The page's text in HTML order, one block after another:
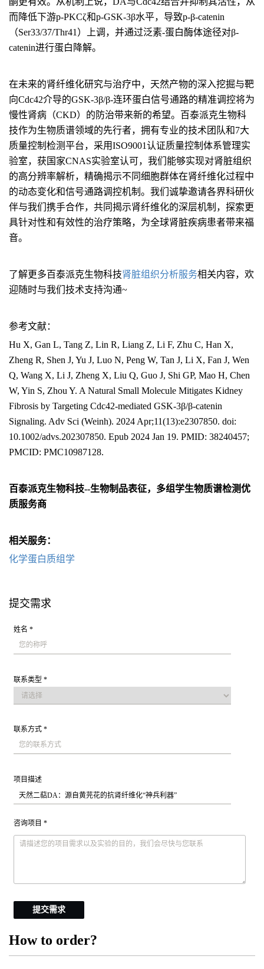
而降低下游p-PKCζ和p-GSK-3β水平，导致p-β-catenin
（Ser33/37/Thr41）上调，并通过泛素-蛋白酶体途径对β-
catenin进行蛋白降解。
在未来的肾纤维化研究与治疗中，天然产物的深入挖掘与靶
向Cdc42介导的GSK-3β/β-连环蛋白信号通路的精准调控将为
慢性肾病（CKD）的防治带来新的希望。百泰派克生物科
技作为生物质谱领域的先行者，拥有专业的技术团队和7大
质量控制检测平台，采用ISO9001认证质量控制体系管理实
验室，获国家CNAS实验室认可，我们能够实现对肾脏组织
的高分辨率解析，精确揭示不同细胞群体在肾纤维化过程中
的动态变化和信号通路调控机制。我们诚挚邀请各界科研伙
伴与我们携手合作，共同揭示肾纤维化的深层机制，探索更
具针对性和有效性的治疗策略，为全球肾脏疾病患者带来福
音。
了解更多百泰派克生物科技肾脏组织分析服务相关内容，欢
迎随时与我们技术支持沟通~
参考文献：
Hu X, Gan L, Tang Z, Lin R, Liang Z, Li F, Zhu C, Han X,
Zheng R, Shen J, Yu J, Luo N, Peng W, Tan J, Li X, Fan J, Wen
Q, Wang X, Li J, Zheng X, Liu Q, Guo J, Shi GP, Mao H, Chen
W, Yin S, Zhou Y. A Natural Small Molecule Mitigates Kidney
Fibrosis by Targeting Cdc42-mediated GSK-3β/β-catenin
Signaling. Adv Sci (Weinh). 2024 Apr;11(13):e2307850. doi:
10.1002/advs.202307850. Epub 2024 Jan 19. PMID: 38240457;
PMCID: PMC10987128.
百泰派克生物科技--生物制品表征，多组学生物质谱检测优
质服务商
相关服务：
化学蛋白质组学
提交需求
姓名 *
联系类型 *
联系方式 *
项目描述
咨询项目 *
提交需求
How to order?